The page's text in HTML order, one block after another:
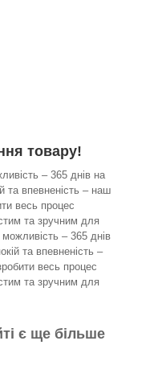
товару!
– 365 днів на
та впевненість – наш
весь процес
та зручним для
– 365 днів
та впевненість –
весь процес
та зручним для
є ще більше